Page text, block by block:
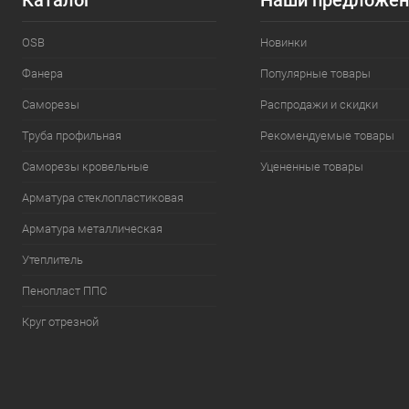
OSB
Фанера
Саморезы
Труба профильная
Саморезы кровельные
Арматура стеклопластиковая
Арматура металлическая
Утеплитель
Пенопласт ППС
Круг отрезной
Новинки
Популярные товары
Распродажи и скидки
Рекомендуемые товары
Уцененные товары